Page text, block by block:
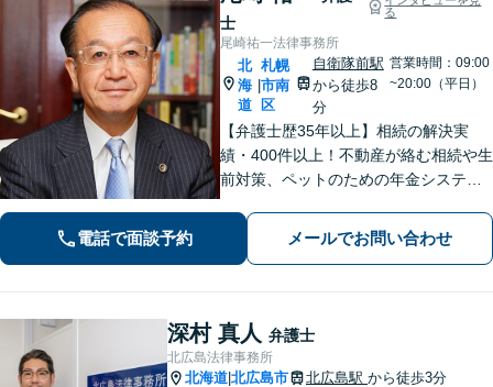
士
る
尾崎祐一法律事務所
北
海
道
|
札幌
市南
区
自衛隊前駅
から徒歩8
分
営業時間：09:00
~20:00（平日）
【弁護士歴35年以上】相続の解決実
績・400件以上！不動産が絡む相続や生
前対策、ペットのための年金システム
金・刑事事件・不動産トラブルなど幅
広く対応。依頼者の背景に潜む原因を
電話で面談予約 メールでお問い合わせ
深村 真人 弁護士
北広島法律事務所
北海道 北広島市 北広島駅 から徒歩3分